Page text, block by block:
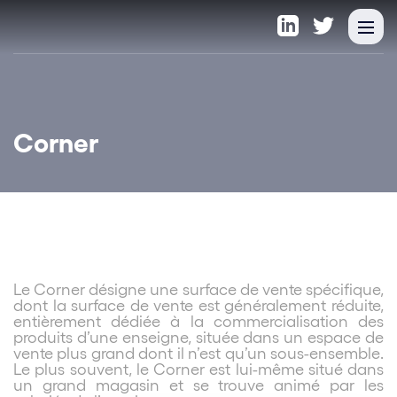
Corner
Le Corner désigne une surface de vente spécifique,
dont la surface de vente est généralement réduite,
entièrement dédiée à la commercialisation des
produits d’une enseigne, située dans un espace de
vente plus grand dont il n’est qu’un sous-ensemble.
Le plus souvent, le Corner est lui-même situé dans
un grand magasin et se trouve animé par les